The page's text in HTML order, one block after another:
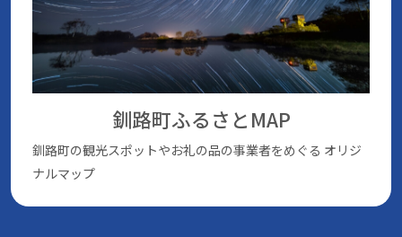
釧路町ふるさとMAP
釧路町の観光スポットやお礼の品の事業者をめぐる オリジ
ナルマップ